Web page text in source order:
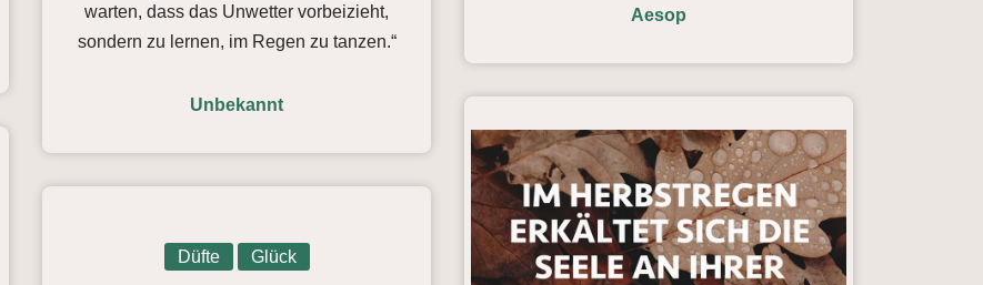
Aesop
warten, dass das Unwetter vorbeizieht,
sondern zu lernen, im Regen zu tanzen.“
Unbekannt
Düfte Glück